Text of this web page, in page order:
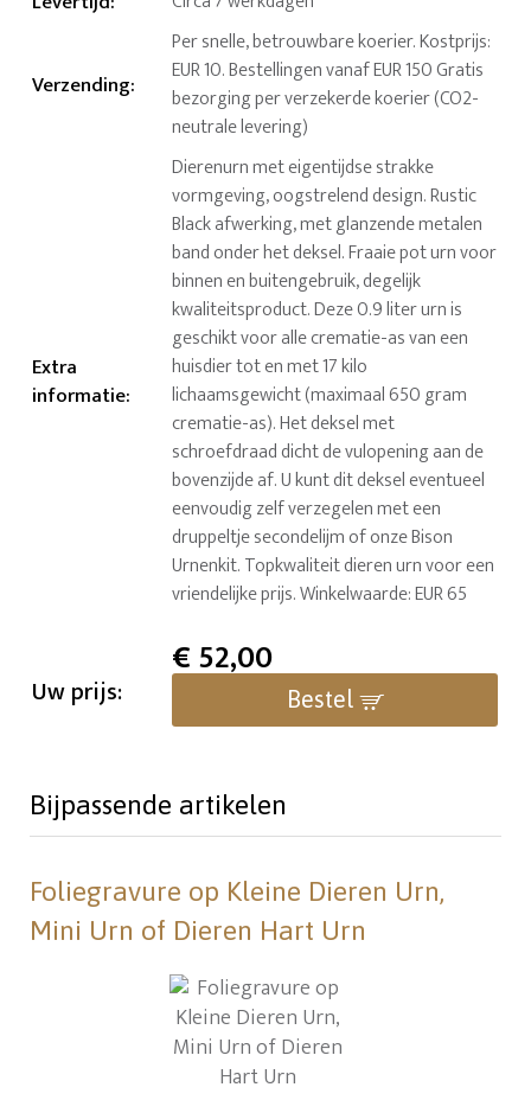
Verzending:
Per snelle, betrouwbare koerier. Kostprijs:
EUR 10. Bestellingen vanaf EUR 150 Gratis
bezorging per verzekerde koerier (CO2-
neutrale levering)
Extra
informatie:
Dierenurn met eigentijdse strakke
vormgeving, oogstrelend design. Rustic
Black afwerking, met glanzende metalen
band onder het deksel. Fraaie pot urn voor
binnen en buitengebruik, degelijk
kwaliteitsproduct. Deze 0.9 liter urn is
geschikt voor alle crematie-as van een
huisdier tot en met 17 kilo
lichaamsgewicht (maximaal 650 gram
crematie-as). Het deksel met
schroefdraad dicht de vulopening aan de
bovenzijde af. U kunt dit deksel eventueel
eenvoudig zelf verzegelen met een
druppeltje secondelijm of onze Bison
Urnenkit. Topkwaliteit dieren urn voor een
vriendelijke prijs. Winkelwaarde: EUR 65
Uw prijs:
€52,00
Bestel
Bijpassende artikelen
Foliegravure op Kleine Dieren Urn,
Mini Urn of Dieren Hart Urn